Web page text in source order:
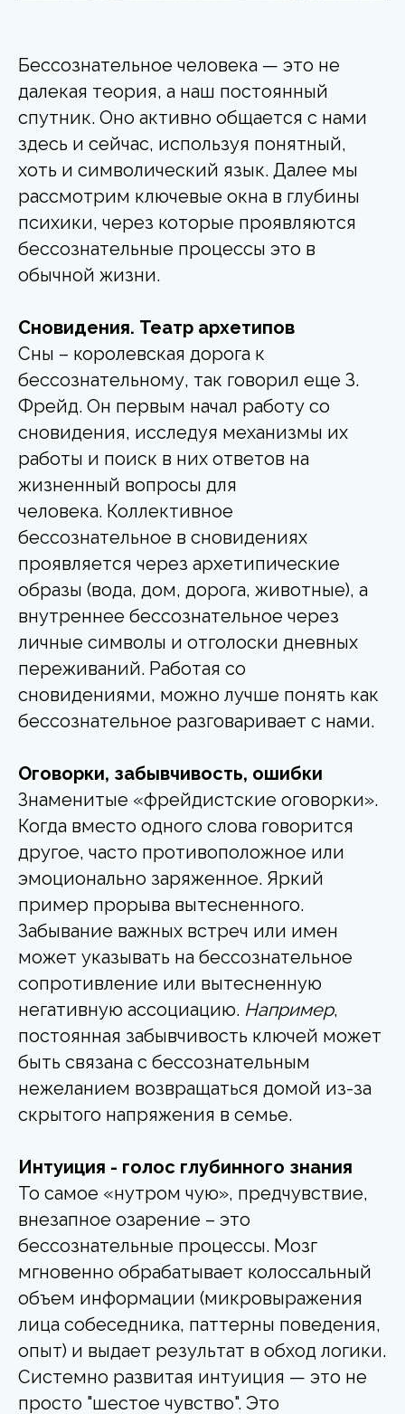
Бессознательное человека — это не
далекая теория, а наш постоянный
спутник. Оно активно общается с нами
здесь и сейчас, используя понятный,
хоть и символический язык. Далее мы
рассмотрим ключевые окна в глубины
психики, через которые проявляются
бессознательные процессы это в
обычной жизни.
Сновидения. Театр архетипов
Сны – королевская дорога к
бессознательному, так говорил еще З.
Фрейд. Он первым начал работу со
сновидения, исследуя механизмы их
работы и поиск в них ответов на
жизненный вопросы для
человека. Коллективное
бессознательное в сновидениях
проявляется через архетипические
образы (вода, дом, дорога, животные), а
внутреннее бессознательное через
личные символы и отголоски дневных
переживаний. Работая со
сновидениями, можно лучше понять как
бессознательное разговаривает с нами.
Оговорки, забывчивость, ошибки
Знаменитые «фрейдистские оговорки».
Когда вместо одного слова говорится
другое, часто противоположное или
эмоционально заряженное. Яркий
пример прорыва вытесненного.
Забывание важных встреч или имен
может указывать на бессознательное
сопротивление или вытесненную
негативную ассоциацию. Например,
постоянная забывчивость ключей может
быть связана с бессознательным
нежеланием возвращаться домой из-за
скрытого напряжения в семье.
Интуиция - голос глубинного знания
То самое «нутром чую», предчувствие,
внезапное озарение – это
бессознательные процессы. Мозг
мгновенно обрабатывает колоссальный
объем информации (микровыражения
лица собеседника, паттерны поведения,
опыт) и выдает результат в обход логики.
Системно развитая интуиция — это не
просто "шестое чувство". Это